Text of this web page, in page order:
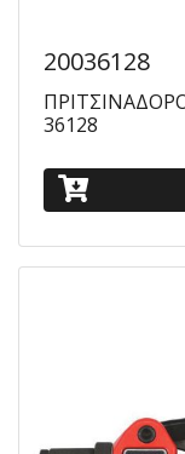
20036128
36128